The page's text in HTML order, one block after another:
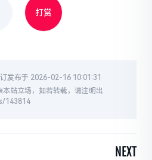
打赏
发布于 2026-02-16 10:01:31
站立场，如若转载，请注明出
143814
NEXT